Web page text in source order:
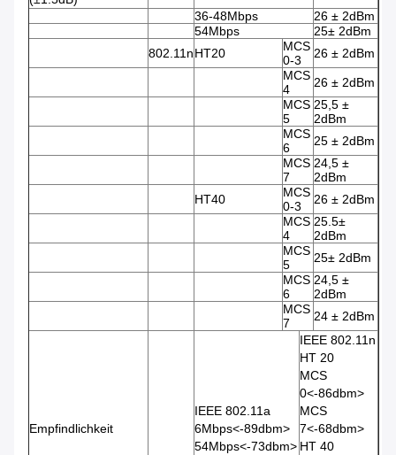
36-48Mbps
26 ± 2dBm
54Mbps
25± 2dBm
802.11nHT20
MCS
0-3
26 ± 2dBm
MCS
4
26 ± 2dBm
MCS
5
25,5 ±
2dBm
MCS
6
25 ± 2dBm
MCS
7
24,5 ±
2dBm
HT40
MCS
0-3
26 ± 2dBm
MCS
4
25.5±
2dBm
MCS
5
25± 2dBm
MCS
6
24,5 ±
2dBm
MCS
7
24 ± 2dBm
Empfindlichkeit
IEEE 802.11a
6Mbps<-89dbm>
54Mbps<-73dbm>
IEEE 802.11n
HT 20
MCS
0<-86dbm>
MCS
7<-68dbm>
HT 40